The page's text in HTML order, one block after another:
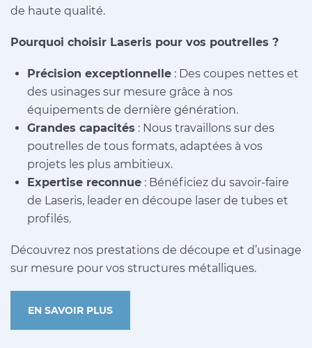
de haute qualité.
Pourquoi choisir Laseris pour vos poutrelles ?
Précision exceptionnelle : Des coupes nettes et
des usinages sur mesure grâce à nos
équipements de dernière génération.
Grandes capacités : Nous travaillons sur des
poutrelles de tous formats, adaptées à vos
projets les plus ambitieux.
Expertise reconnue : Bénéficiez du savoir-faire
de Laseris, leader en découpe laser de tubes et
profilés.
Découvrez nos prestations de découpe et d’usinage
sur mesure pour vos structures métalliques.
EN SAVOIR PLUS